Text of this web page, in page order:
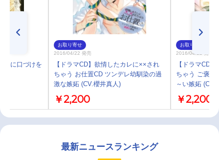
ドに口づけを
お取り寄せ
2016/04/22 発売
【ドラマCD】欲情したカレに××され
ちゃう お仕置CD ツンデレ幼馴染の過
激な嫉妬 (CV.櫻井真人)
￥2,200
お取り寄せ
2016/04/22 発売
【ドラマCD
ちゃう ご褒美
～い嫉妬 (CV.
￥2,200
最新ニュースランキング